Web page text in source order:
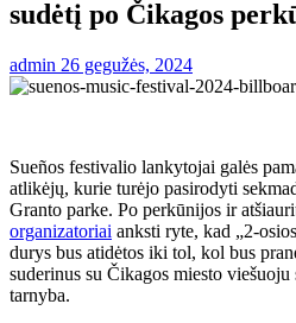
sudėtį po Čikagos
admin 26 gegužės, 2024
Sueños festivalio lankytojai galės
atlikėjų, kurie turėjo pasirodyti
Granto parke. Po perkūnijos ir
organizatoriai anksti ryte, kad „2-
durys bus atidėtos iki tol, kol bus
suderinus su Čikagos miesto
tarnyba.